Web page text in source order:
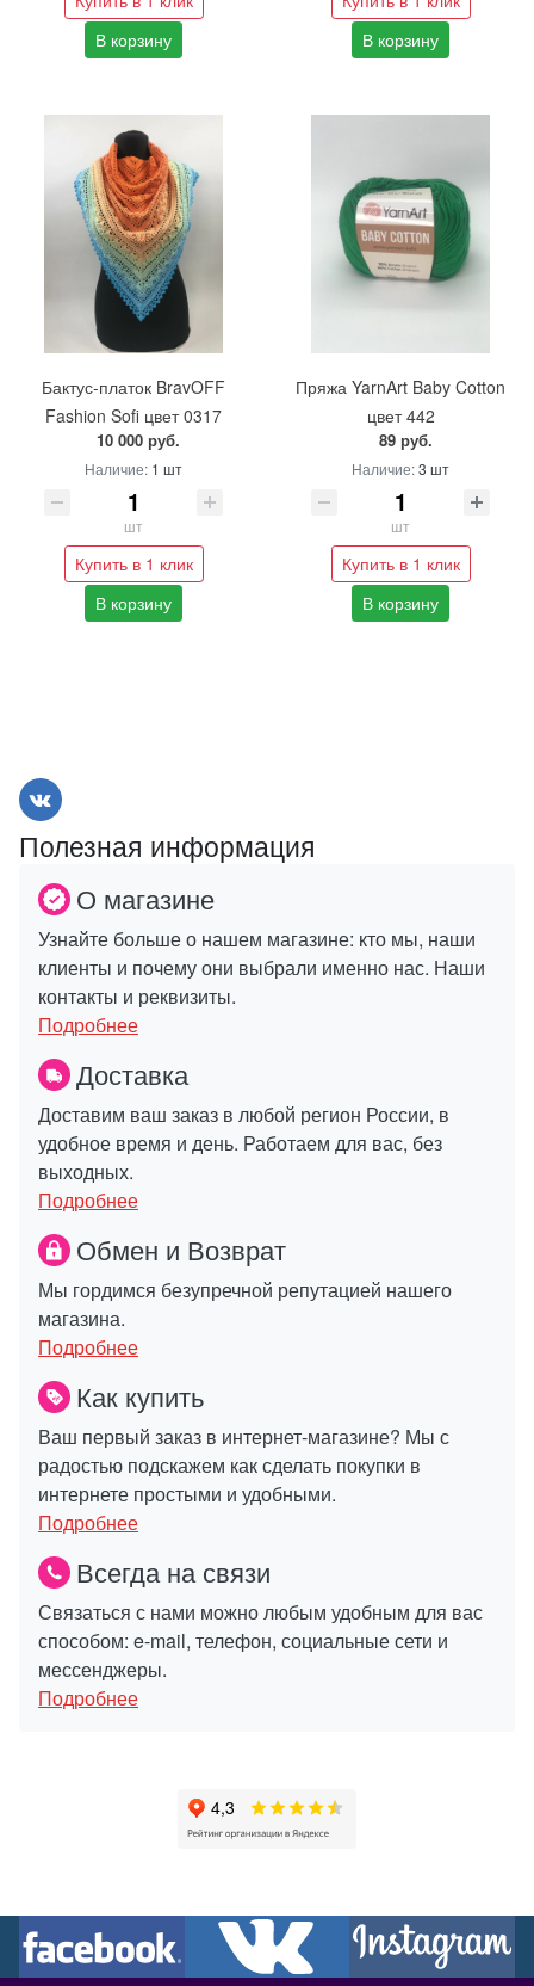
В корзину
В корзину
Бактус-платок BravOFF
Fashion Sofi цвет 0317
10 000 руб.
Наличие: 1 шт
шт
Купить в 1 клик
В корзину
Пряжа YarnArt Baby Cotton
цвет 442
89 руб.
Наличие:3 шт
шт
Купить в 1 клик
В корзину
Полезная информация
О магазине
Узнайте больше о нашем магазине: кто мы, наши
клиенты и почему они выбрали именно нас. Наши
контакты и реквизиты.
Подробнее
Доставка
Доставим ваш заказ в любой регион России, в
удобное время и день. Работаем для вас, без
выходных.
Подробнее
Обмен и Возврат
Мы гордимся безупречной репутацией нашего
магазина.
Подробнее
Как купить
Ваш первый заказ в интернет-магазине? Мы с
радостью подскажем как сделать покупки в
интернете простыми и удобными.
Подробнее
Всегда на связи
Связаться с нами можно любым удобным для вас
способом: e-mail, телефон, социальные сети и
мессенджеры.
Подробнее